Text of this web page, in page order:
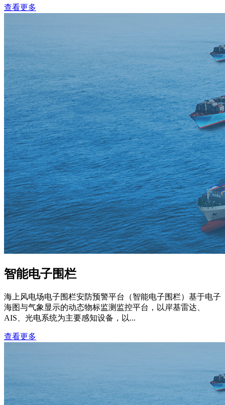
查看更多
智能电子围栏
海上风电场电子围栏安防预警平台（智能电子围栏）基于电子
海图与气象显示的动态物标监测监控平台，以岸基雷达、
AIS、光电系统为主要感知设备，以...
查看更多